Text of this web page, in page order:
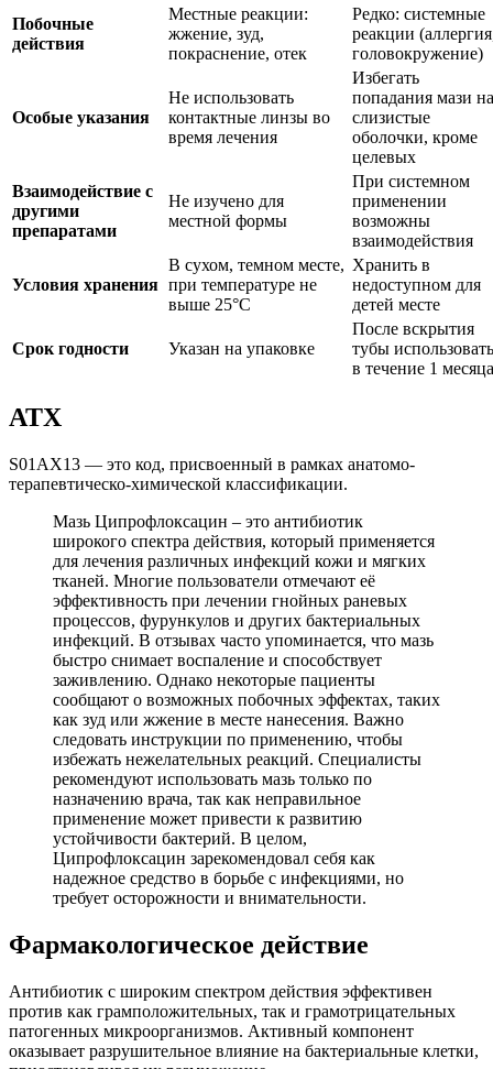
Побочные
действия
Местные реакции:
жжение, зуд,
покраснение, отек
Редко: системные
реакции
головокружение)
Особые указания
Не использовать
контактные линзы во
время лечения
Избегать
попадания мази на
слизистые
оболочки, кроме
целевых
Взаимодействие с
другими
препаратами
Не изучено для
местной формы
При системном
применении
возможны
взаимодействия
Условия хранения
В сухом, темном месте,
при температуре не
выше 25°C
Хранить в
недоступном для
детей месте
Срок годности Указан на упаковке
После вскрытия
тубы использовать
в течение 1 месяца
АТХ
S01AX13 — это код, присвоенный в рамках анатомо-
терапевтическо-химической классификации.
Мазь Ципрофлоксацин – это антибиотик
широкого спектра действия, который применяется
для лечения различных инфекций кожи и мягких
тканей. Многие пользователи отмечают её
эффективность при лечении гнойных раневых
процессов, фурункулов и других бактериальных
инфекций. В отзывах часто упоминается, что мазь
быстро снимает воспаление и способствует
заживлению. Однако некоторые пациенты
сообщают о возможных побочных эффектах, таких
как зуд или жжение в месте нанесения. Важно
следовать инструкции по применению, чтобы
избежать нежелательных реакций. Специалисты
рекомендуют использовать мазь только по
назначению врача, так как неправильное
применение может привести к развитию
устойчивости бактерий. В целом,
Ципрофлоксацин зарекомендовал себя как
надежное средство в борьбе с инфекциями, но
требует осторожности и внимательности.
Фармакологическое действие
Антибиотик с широким спектром действия эффективен
против как грамположительных, так и грамотрицательных
патогенных микроорганизмов. Активный компонент
оказывает разрушительное влияние на бактериальные клетки,